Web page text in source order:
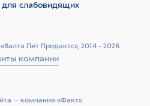
Пет Продактс», 2014 - 2026
компании
для слабовидящих
–­ компания «Факт»